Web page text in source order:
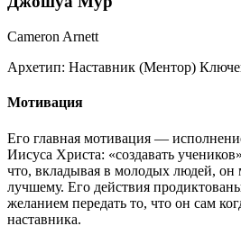
Cameron Arnett
Архетип: Наставник (Ментор)
Мотивация
Его главная мотивация —
Иисуса Христа: «создавать
что, вкладывая в молодых людей, он
лучшему. Его действия
желанием передать то, что он сам
наставника.